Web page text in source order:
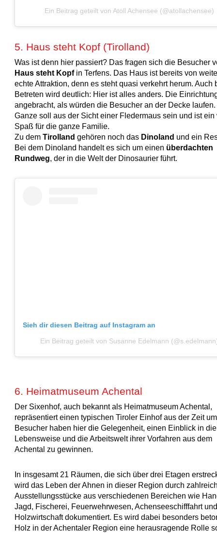
Ein Beitrag geteilt von Atoll Achensee (@atollachensee)
5. Haus steht Kopf (Tirolland)
Was ist denn hier passiert? Das fragen sich die Besucher
Haus steht Kopfin Terfens. Das Haus ist bereits von
echte Attraktion, denn es steht quasi verkehrt herum. Auch
Betreten wird deutlich: Hier ist alles anders. Die
angebracht, als würden die Besucher an der Decke
Ganze soll aus der Sicht einer Fledermaus sein und ist ein
Spaß für die ganze Familie.
Zu dem Tirolland gehören noch das Dinoland und ein
Bei dem Dinoland handelt es sich um einen überdachten
Rundweg, der in die Welt der Dinosaurier führt.
Sieh dir diesen Beitrag auf Instagram an
Ein Beitrag geteilt von Susanne Edelmann
6. Heimatmuseum Achental
Der Sixenhof, auch bekannt als Heimatmuseum Achental,
repräsentiert einen typischen Tiroler Einhof aus der Zeit
Besucher haben hier die Gelegenheit, einen Einblick in die
Lebensweise und die Arbeitswelt ihrer Vorfahren aus dem
Achental zu gewinnen.
In insgesamt 21 Räumen, die sich über drei Etagen
wird das Leben der Ahnen in dieser Region durch
Ausstellungsstücke aus verschiedenen Bereichen wie
Jagd, Fischerei, Feuerwehrwesen, Achenseeschifffahrt und
Holzwirtschaft dokumentiert. Es wird dabei besonders
Holz in der Achentaler Region eine herausragende Rolle